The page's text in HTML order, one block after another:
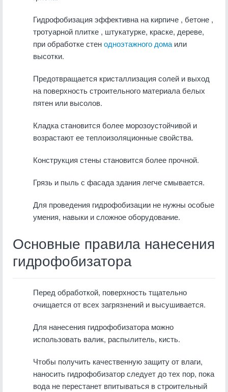
Гидрофобизация эффективна на кирпиче , бетоне ,
тротуарной плитке , штукатурке, краске, дереве,
при обработке стенодноэтажного дома или
высотки.
Предотвращается кристаллизация солей и выход
на поверхность строительного материала белых
пятен или высолов.
Кладка становится более морозоустойчивой и
возрастают ее теплоизоляционные свойства.
Конструкция стены становится более прочной.
Грязь и пыль с фасада здания легче смывается.
Для проведения гидрофобизации не нужны особые
умения, навыки и сложное оборудование.
Основные правила нанесения
гидрофобизатора
Перед обработкой, поверхность тщательно
очищается от всех загрязнений и высушивается.
Для нанесения гидрофобизатора можно
использовать валик, распылитель, кисть.
Чтобы получить качественную защиту от влаги,
наносить гидрофобизатор следует до тех пор, пока
вода не перестанет впитываться в строительный